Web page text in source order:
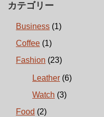
カテゴリー
Business (1)
Coffee (1)
Fashion (23)
Leather (6)
Watch (3)
Food (2)